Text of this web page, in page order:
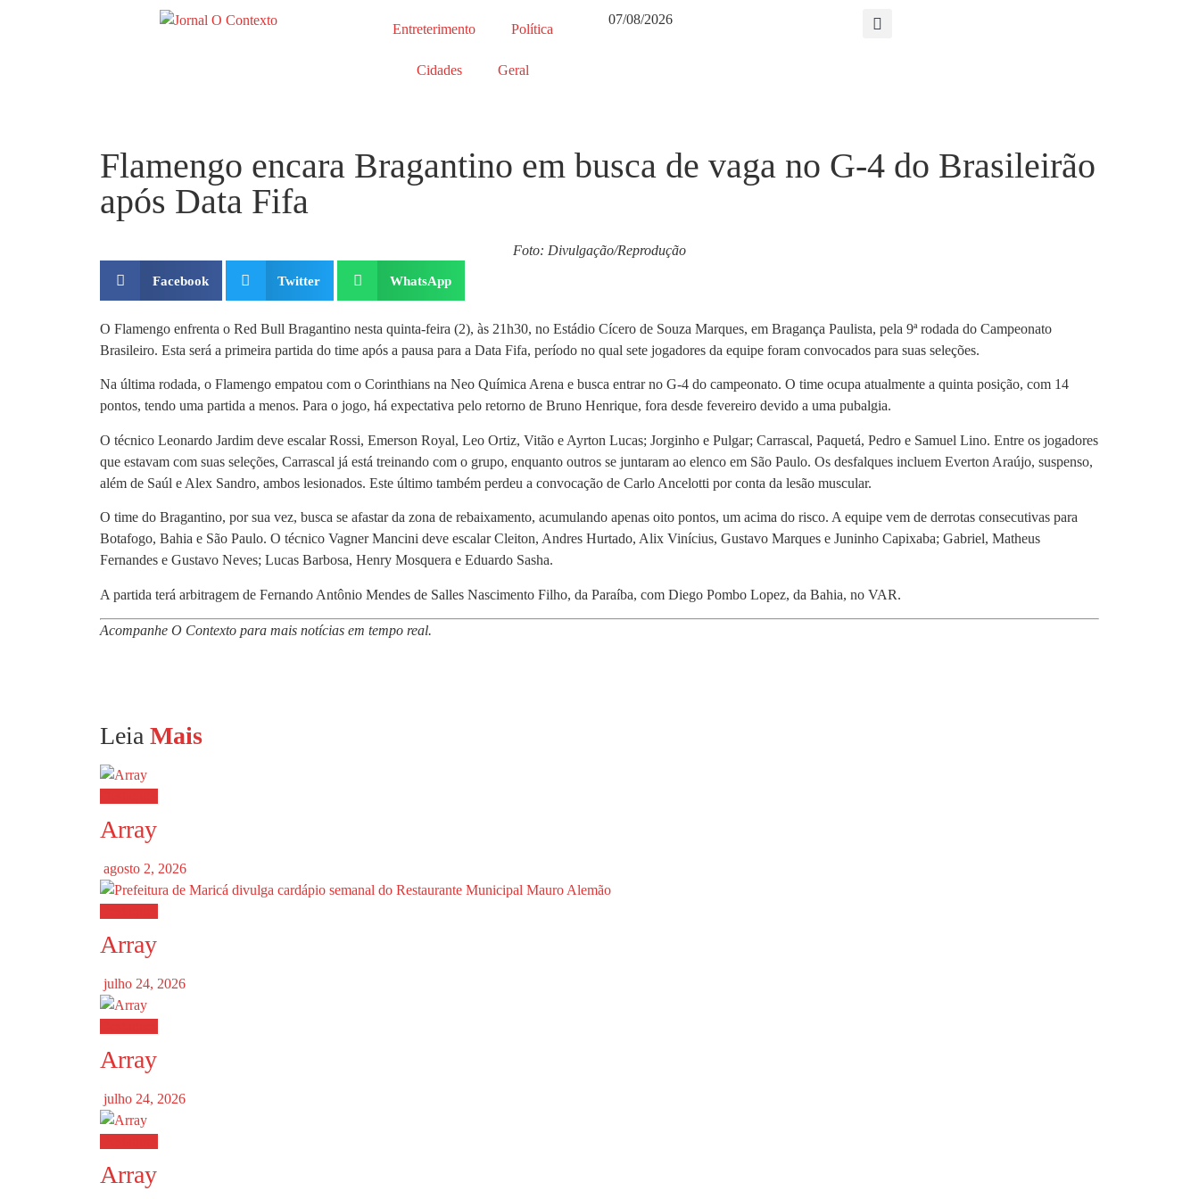
Entreterimento Política
Cidades Geral
07/08/2026
Flamengo encara Bragantino em busca de vaga no G-4 do Brasileirão
após Data Fifa
Foto: Divulgação/Reprodução
Facebook Twitter WhatsApp
O Flamengo enfrenta o Red Bull Bragantino nesta quinta-feira (2), às 21h30, no Estádio Cícero de Souza Marques, em Bragança Paulista, pela 9ª rodada do Campeonato
Brasileiro. Esta será a primeira partida do time após a pausa para a Data Fifa, período no qual sete jogadores da equipe foram convocados para suas seleções.
Na última rodada, o Flamengo empatou com o Corinthians na Neo Química Arena e busca entrar no G-4 do campeonato. O time ocupa atualmente a quinta posição, com 14
pontos, tendo uma partida a menos. Para o jogo, há expectativa pelo retorno de Bruno Henrique, fora desde fevereiro devido a uma pubalgia.
O técnico Leonardo Jardim deve escalar Rossi, Emerson Royal, Leo Ortiz, Vitão e Ayrton Lucas; Jorginho e Pulgar; Carrascal, Paquetá, Pedro e Samuel Lino. Entre os jogadores
que estavam com suas seleções, Carrascal já está treinando com o grupo, enquanto outros se juntaram ao elenco em São Paulo. Os desfalques incluem Everton Araújo, suspenso,
além de Saúl e Alex Sandro, ambos lesionados. Este último também perdeu a convocação de Carlo Ancelotti por conta da lesão muscular.
O time do Bragantino, por sua vez, busca se afastar da zona de rebaixamento, acumulando apenas oito pontos, um acima do risco. A equipe vem de derrotas consecutivas para
Botafogo, Bahia e São Paulo. O técnico Vagner Mancini deve escalar Cleiton, Andres Hurtado, Alix Vinícius, Gustavo Marques e Juninho Capixaba; Gabriel, Matheus
Fernandes e Gustavo Neves; Lucas Barbosa, Henry Mosquera e Eduardo Sasha.
A partida terá arbitragem de Fernando Antônio Mendes de Salles Nascimento Filho, da Paraíba, com Diego Pombo Lopez, da Bahia, no VAR.
Acompanhe O Contexto para mais notícias em tempo real.
Leia Mais
Array
agosto 2, 2026
Array
julho 24, 2026
Array
julho 24, 2026
Array